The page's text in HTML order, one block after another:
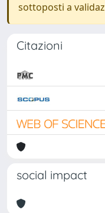
sottoposti a
Citazioni
social impact